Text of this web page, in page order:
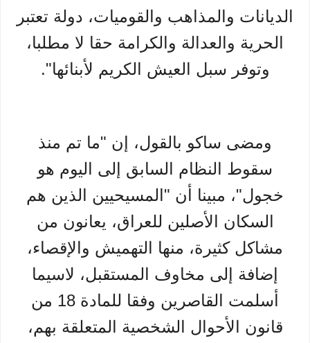
الديانات والمذاهب والقوميات، دولة تعتبر
الحرية والعدالة والكرامة حقا لا مطلبا،
وتوفر سبل العيش الكريم لأبنائها".
ومضى ساكو بالقول، إن "ما تم منذ
سقوط النظام السابق إلى اليوم هو
خجول"، مبينا أن "المسيحيين الذين هم
السكان الأصلين للعراق، يعانون من
مشاكل كثيرة، منها التهميش والإقصاء،
إضافة إلى مخاوف المستقبل، لاسيما
أسلمت القاصرين وفقا للمادة 18 من
قانون الأحوال الشخصية المتعلقة بهم،